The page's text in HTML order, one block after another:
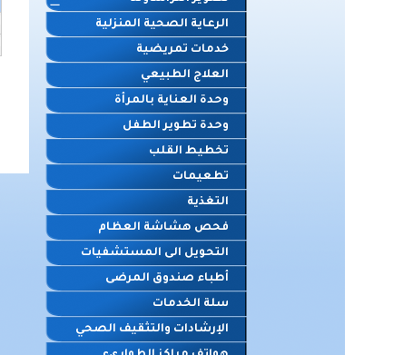
الرعاية الصحية المنزلية
خدمات تمريضية
العلاج الطبيعي
وحدة العناية بالمرأة
وحدة تطوير الطفل
تخطيط القلب
تطعيمات
التغذية
فحص هشاشة العظام
التحويل الى المستشفيات
أطباء صندوق المرضى
سلة الخدمات
الإرشادات والتثقيف الصحي